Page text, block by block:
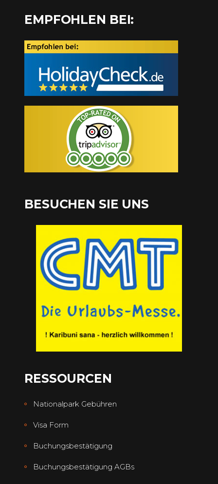
EMPFOHLEN BEI:
BESUCHEN SIE UNS
RESSOURCEN
Nationalpark Gebühren
Visa Form
Buchungsbestätigung
Buchungsbestätigung AGBs